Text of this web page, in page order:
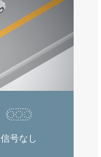
信号なし